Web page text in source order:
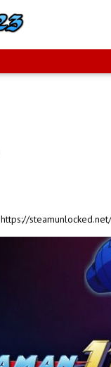
https://